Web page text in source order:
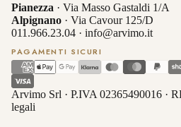
Pianezza · Via Masso Gastaldi 1/A
Alpignano · Via Cavour 125/D
011.966.23.04 · info@arvimo.it
PAGAMENTI SICURI
Arvimo Srl · P.IVA 02365490016 ·
legali